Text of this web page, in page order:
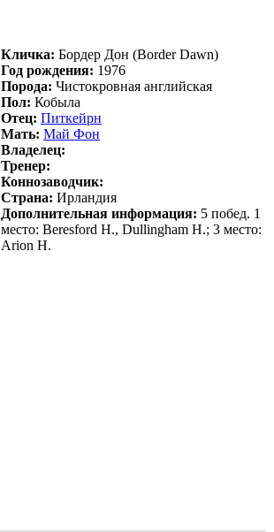
Кличка: Боpдеp Дон (Border Dawn)
Год рождения: 1976
Порода: Чистокровная английская
Пол: Кобыла
Отец: Питкeйрн
Мать: Мaй Фон
Владелец:
Тренер:
Коннозаводчик:
Страна: Ирландия
Дополнительная информация: 5 побед. 1
место: Beresford H., Dullingham H.; 3 место:
Arion H.